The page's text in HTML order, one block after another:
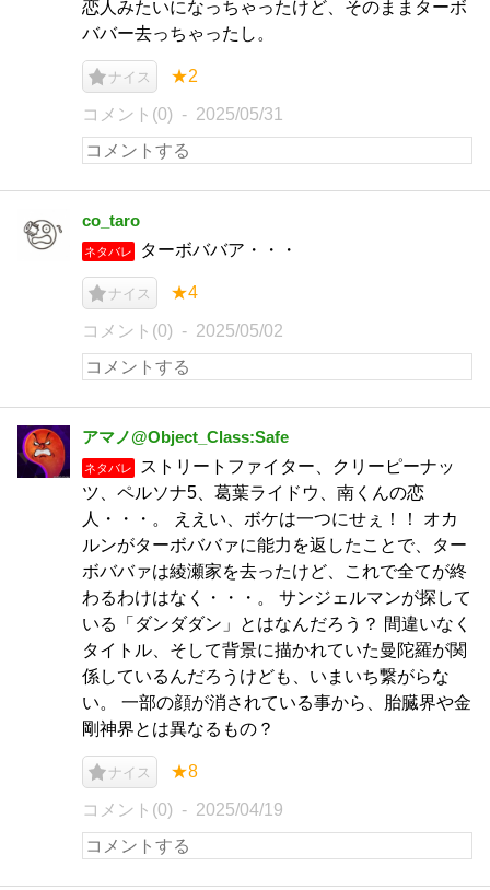
恋人みたいになっちゃったけど、そのままターボ
ババー去っちゃったし。
ナイス ★2
コメント(0) 2025/05/31
co_taro
ネタバレ ターボババア・・・
ナイス ★4
コメント(0) 2025/05/02
アマノ@Object_Class:Safe
ネタバレ
ストリートファイター、クリーピーナッ
ツ、ペルソナ5、葛葉ライドウ、南くんの恋
人・・・。 ええい、ボケは一つにせぇ！！ オカ
ルンがターボババァに能力を返したことで、ター
ボババァは綾瀬家を去ったけど、これで全てが終
わるわけはなく・・・。 サンジェルマンが探して
いる「ダンダダン」とはなんだろう？ 間違いなく
タイトル、そして背景に描かれていた曼陀羅が関
係しているんだろうけども、いまいち繋がらな
い。 一部の顔が消されている事から、胎臓界や金
剛神界とは異なるもの？
ナイス ★8
コメント(0) 2025/04/19